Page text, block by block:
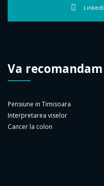
Va recomandam
Pensiune in Timisoara
Interpretarea viselor
Cancer la colon